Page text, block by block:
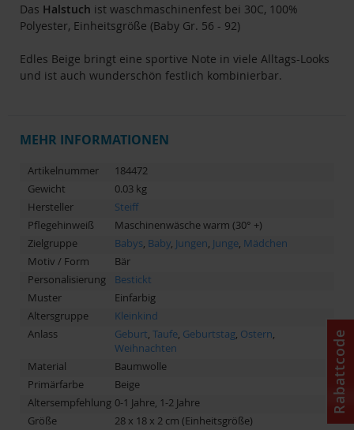
Das Halstuch ist waschmaschinenfest bei 30C, 100%
Polyester, Einheitsgröße (Baby Gr. 56 - 92)
Edles Beige bringt eine sportive Note in viele Alltags-Looks
und ist auch wunderschön festlich kombinierbar.
MEHR INFORMATIONEN
Artikelnummer
184472
Gewicht
0.03 kg
Hersteller
Steiff
Pflegehinweiß
Maschinenwäsche warm (30° +)
Zielgruppe
Babys, Baby, Jungen, Junge, Mädchen
Motiv / Form
Bär
Personalisierung
Bestickt
Muster
Einfarbig
Altersgruppe
Kleinkind
Anlass
Geburt, Taufe, Geburtstag, Ostern,
Weihnachten
Material
Baumwolle
Primärfarbe
Beige
Altersempfehlung 0-1 Jahre, 1-2 Jahre
Größe
28 x 18 x 2 cm (Einheitsgröße)
Rabattcode